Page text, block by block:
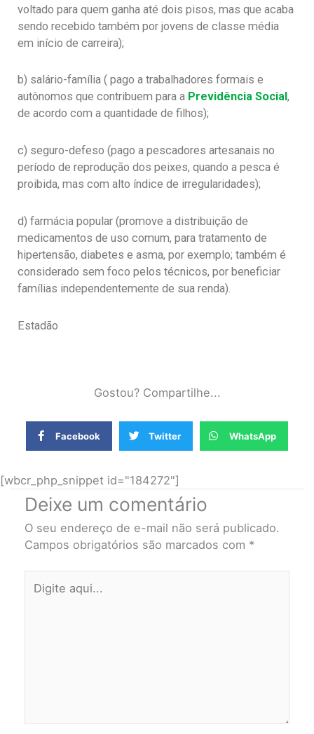
voltado para quem ganha até dois pisos, mas que acaba
sendo recebido também por jovens de classe média
em início de carreira);
b) salário-família ( pago a trabalhadores formais e
autônomos que contribuem para a Previdência Social ,
de acordo com a quantidade de filhos);
c) seguro-defeso (pago a pescadores artesanais no
período de reprodução dos peixes, quando a pesca é
proibida, mas com alto índice de irregularidades);
d) farmácia popular (promove a distribuição de
medicamentos de uso comum, para tratamento de
hipertensão, diabetes e asma, por exemplo; também é
considerado sem foco pelos técnicos, por beneficiar
famílias independentemente de sua renda).
Estadão
Gostou? Compartilhe...
Facebook Twitter WhatsApp
[wbcr_php_snippet id="184272"]
Deixe um comentário
O seu endereço de e-mail não será publicado.
Campos obrigatórios são marcados com *
aqui...